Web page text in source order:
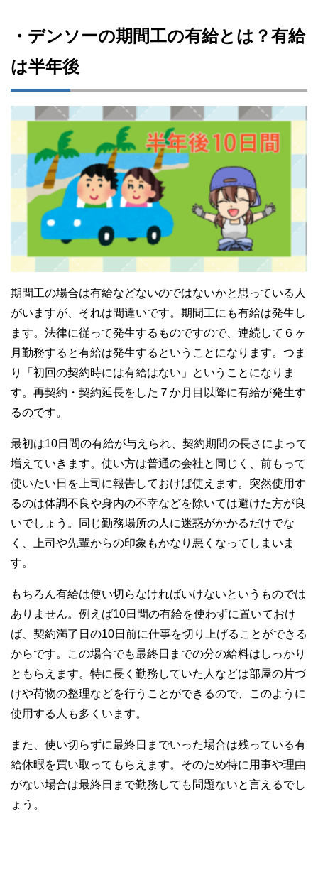
・デンソーの期間工の有給とは？有給
は半年後
期間工の場合は有給などないのではないかと思っている人
がいますが、それは間違いです。期間工にも有給は発生し
ます。法律に従って発生するものですので、連続して６ヶ
月勤務すると有給は発生するということになります。つま
り「初回の契約時には有給はない」ということになりま
す。再契約・契約延長をした７か月目以降に有給が発生す
るのです。
最初は10日間の有給が与えられ、契約期間の長さによって
増えていきます。使い方は普通の会社と同じく、前もって
使いたい日を上司に報告しておけば使えます。突然使用す
るのは体調不良や身内の不幸などを除いては避けた方が良
いでしょう。同じ勤務場所の人に迷惑がかかるだけでな
く、上司や先輩からの印象もかなり悪くなってしまいま
す。
もちろん有給は使い切らなければいけないというものでは
ありません。例えば10日間の有給を使わずに置いておけ
ば、契約満了日の10日前に仕事を切り上げることができる
からです。この場合でも最終日までの分の給料はしっかり
ともらえます。特に長く勤務していた人などは部屋の片づ
けや荷物の整理などを行うことができるので、このように
使用する人も多くいます。
また、使い切らずに最終日までいった場合は残っている有
給休暇を買い取ってもらえます。そのため特に用事や理由
がない場合は最終日まで勤務しても問題ないと言えるでし
ょう。